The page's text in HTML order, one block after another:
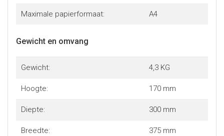
Maximale papierformaat: A4
Gewicht en omvang
Gewicht: 4,3 KG
Hoogte: 170 mm
Diepte: 300 mm
Breedte: 375 mm